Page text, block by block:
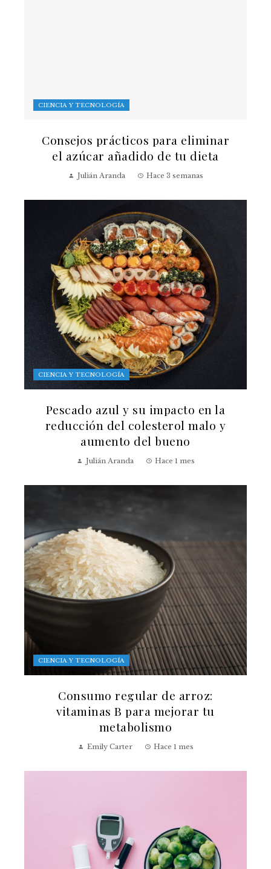
CIENCIA Y TECNOLOGÍA
Consejos prácticos para eliminar
el azúcar añadido de tu dieta
Julián Aranda Hace 3 semanas
CIENCIA Y TECNOLOGÍA
Pescado azul y su impacto en la
reducción del colesterol malo y
aumento del bueno
Julián Aranda Hace 1 mes
CIENCIA Y TECNOLOGÍA
Consumo regular de arroz:
vitaminas B para mejorar tu
metabolismo
Emily Carter Hace 1 mes